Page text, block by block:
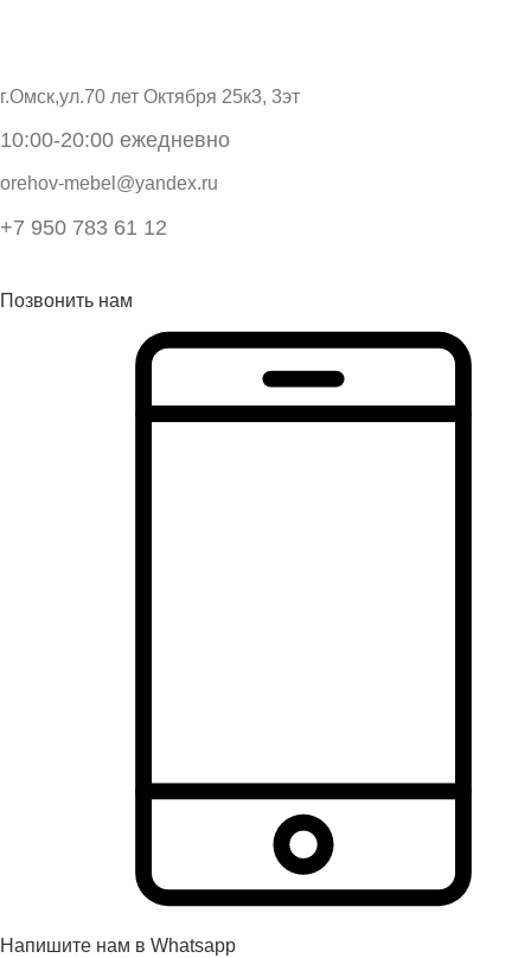
г.Омск,ул.70 лет Октября 25к3, 3эт
10:00-20:00 ежедневно
orehov-mebel@yandex.ru
+7 950 783 61 12
Позвонить нам
Напишите нам в Whatsapp